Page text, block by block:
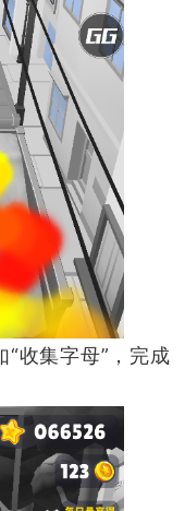
收集字母”，完成